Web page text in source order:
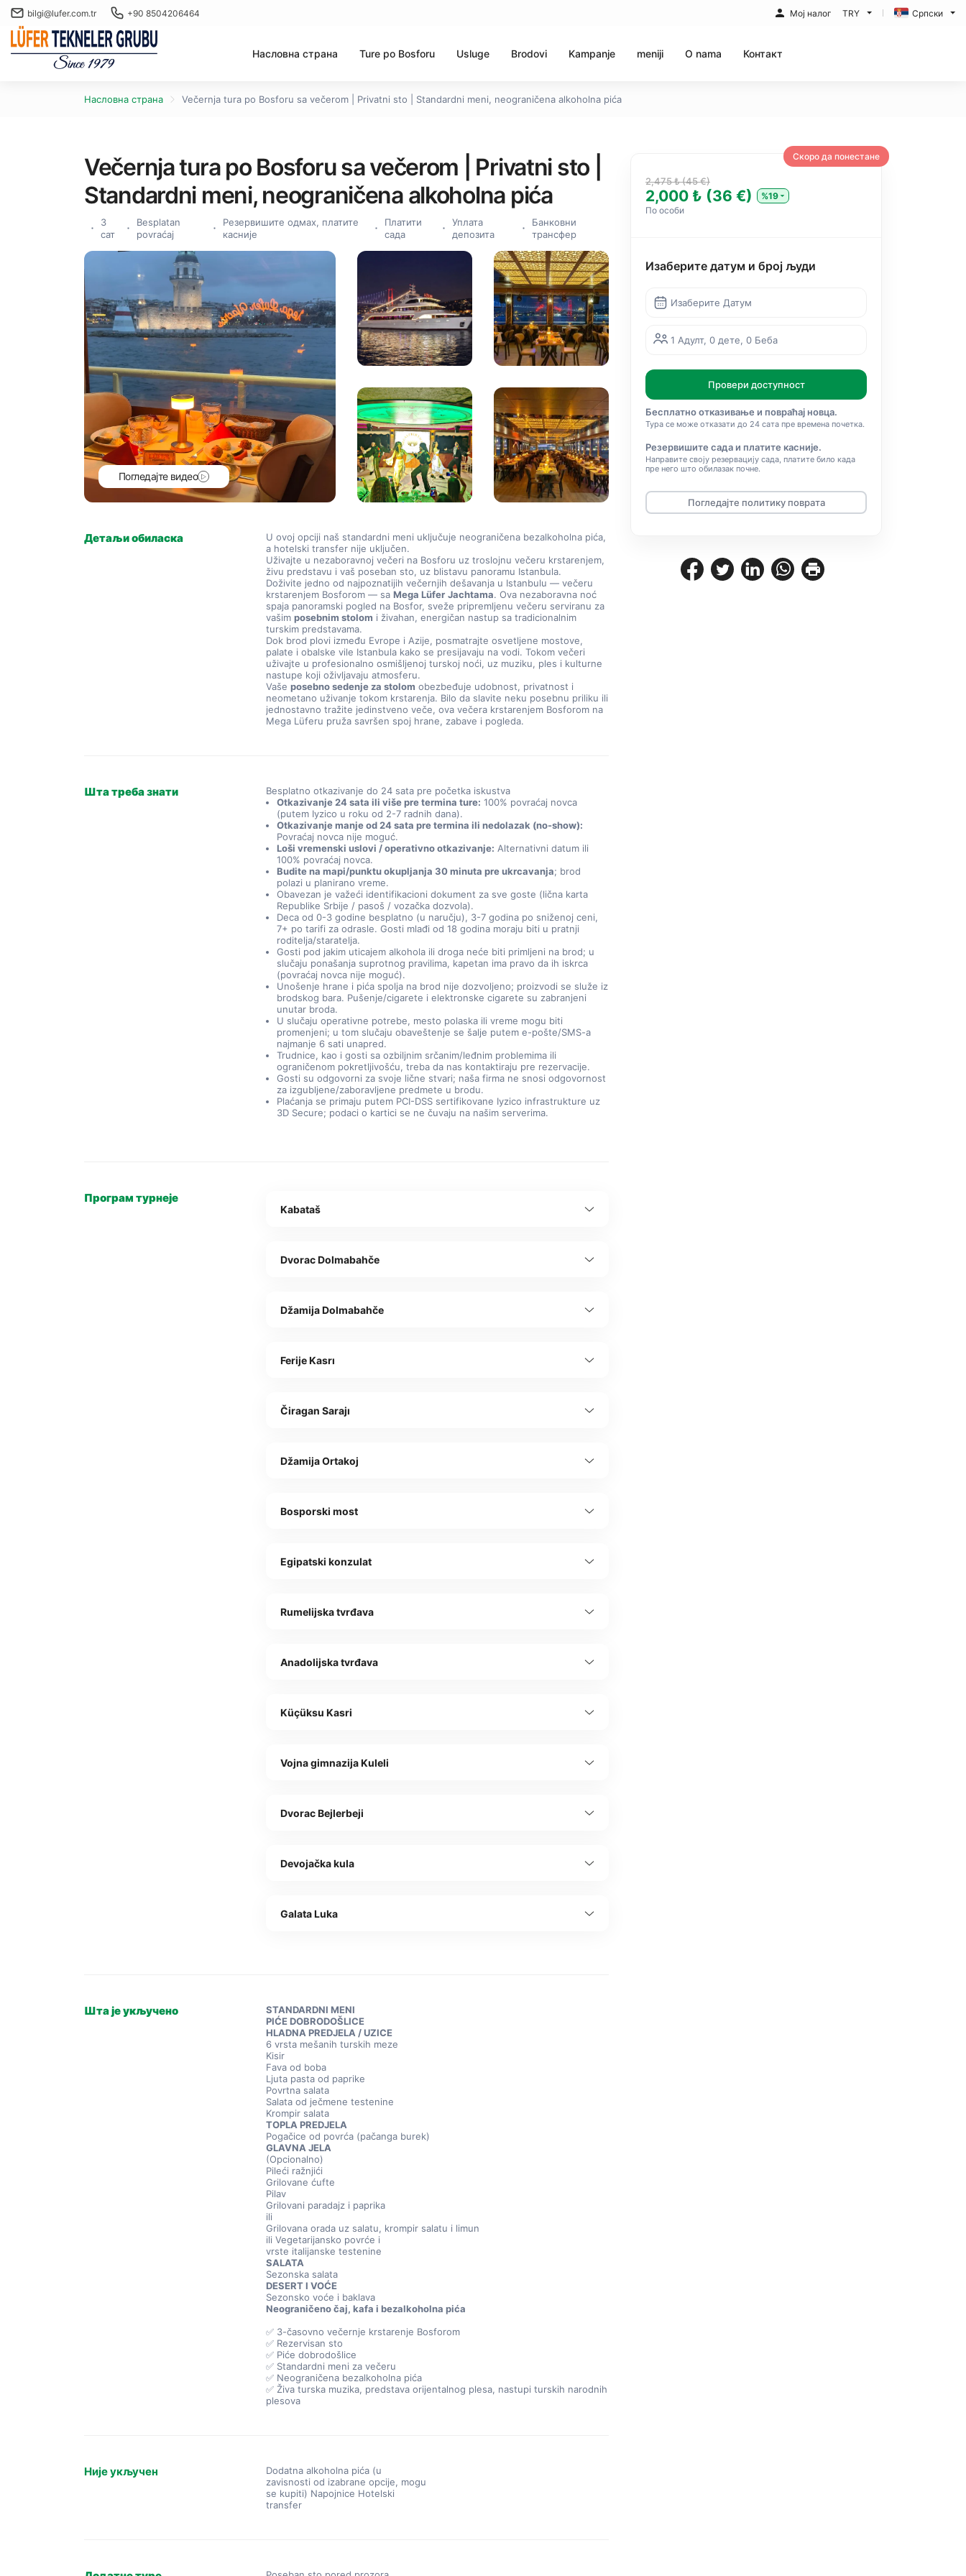
bilgi@lufer.com.tr +90 8504206464 Мој налог TRY Српски
Насловна страна Ture po Bosforu Usluge Brodovi Kampanje meniji O nama Контакт
Насловна страна Večernja tura po Bosforu sa večerom | Privatni sto | Standardni meni, neograničena alkoholna pića
Večernja tura po Bosforu sa večerom | Privatni sto |
Standardni meni, neograničena alkoholna pića
3
сат
Besplatan
povraćaj
Резервишите одмах, платите
касније
Платити
сада
Уплата
депозита
Банковни
трансфер
Погледајте видео
Детаљи обиласка
U ovoj opciji naš standardni meni uključuje neograničena bezalkoholna pića,
a hotelski transfer nije uključen.
Uživajte u nezaboravnoj večeri na Bosforu uz troslojnu večeru krstarenjem,
živu predstavu i vaš poseban sto, uz blistavu panoramu Istanbula.
Doživite jedno od najpoznatijih večernjih dešavanja u Istanbulu — večeru
krstarenjem Bosforom — sa Mega Lüfer Jachtama. Ova nezaboravna noć
spaja panoramski pogled na Bosfor, sveže pripremljenu večeru serviranu za
vašim posebnim stolom i živahan, energičan nastup sa tradicionalnim
turskim predstavama.
Dok brod plovi između Evrope i Azije, posmatrajte osvetljene mostove,
palate i obalske vile Istanbula kako se presijavaju na vodi. Tokom večeri
uživajte u profesionalno osmišljenoj turskoj noći, uz muziku, ples i kulturne
nastupe koji oživljavaju atmosferu.
Vaše posebno sedenje za stolom obezbeđuje udobnost, privatnost i
neometano uživanje tokom krstarenja. Bilo da slavite neku posebnu priliku ili
jednostavno tražite jedinstveno veče, ova večera krstarenjem Bosforom na
Mega Lüferu pruža savršen spoj hrane, zabave i pogleda.
Шта треба знати
Besplatno otkazivanje do 24 sata pre početka iskustva
Otkazivanje 24 sata ili više pre termina ture: 100% povraćaj novca
(putem Iyzico u roku od 2-7 radnih dana).
Otkazivanje manje od 24 sata pre termina ili nedolazak (no-show):
Povraćaj novca nije moguć.
Loši vremenski uslovi / operativno otkazivanje: Alternativni datum ili
100% povraćaj novca.
Budite na mapi/punktu okupljanja 30 minuta pre ukrcavanja; brod
polazi u planirano vreme.
Obavezan je važeći identifikacioni dokument za sve goste (lična karta
Republike Srbije / pasoš / vozačka dozvola).
Deca od 0-3 godine besplatno (u naručju), 3-7 godina po sniženoj ceni,
7+ po tarifi za odrasle. Gosti mlađi od 18 godina moraju biti u pratnji
roditelja/staratelja.
Gosti pod jakim uticajem alkohola ili droga neće biti primljeni na brod; u
slučaju ponašanja suprotnog pravilima, kapetan ima pravo da ih iskrca
(povraćaj novca nije moguć).
Unošenje hrane i pića spolja na brod nije dozvoljeno; proizvodi se služe iz
brodskog bara. Pušenje/cigarete i elektronske cigarete su zabranjeni
unutar broda.
U slučaju operativne potrebe, mesto polaska ili vreme mogu biti
promenjeni; u tom slučaju obaveštenje se šalje putem e-pošte/SMS-a
najmanje 6 sati unapred.
Trudnice, kao i gosti sa ozbiljnim srčanim/leđnim problemima ili
ograničenom pokretljivošću, treba da nas kontaktiraju pre rezervacije.
Gosti su odgovorni za svoje lične stvari; naša firma ne snosi odgovornost
za izgubljene/zaboravljene predmete u brodu.
Plaćanja se primaju putem PCI-DSS sertifikovane Iyzico infrastrukture uz
3D Secure; podaci o kartici se ne čuvaju na našim serverima.
Програм турнеје
Kabataš
Dvorac Dolmabahče
Džamija Dolmabahče
Ferije Kasrı
Čiragan Sarajı
Džamija Ortakoj
Bosporski most
Egipatski konzulat
Rumelijska tvrđava
Anadolijska tvrđava
Küçüksu Kasri
Vojna gimnazija Kuleli
Dvorac Bejlerbeji
Devojačka kula
Galata Luka
Шта је укључено
STANDARDNI MENI
PIĆE DOBRODOŠLICE
HLADNA PREDJELA / UZICE
6 vrsta mešanih turskih meze
Kisir
Fava od boba
Ljuta pasta od paprike
Povrtna salata
Salata od ječmene testenine
Krompir salata
TOPLA PREDJELA
Pogačice od povrća (pačanga burek)
GLAVNA JELA
(Opcionalno)
Pileći ražnjići
Grilovane ćufte
Pilav
Grilovani paradajz i paprika
ili
Grilovana orada uz salatu, krompir salatu i limun
ili Vegetarijansko povrće i
vrste italijanske testenine
SALATA
Sezonska salata
DESERT I VOĆE
Sezonsko voće i baklava
Neograničeno čaj, kafa i bezalkoholna pića
✅ 3-časovno večernje krstarenje Bosforom
✅ Rezervisan sto
✅ Piće dobrodošlice
✅ Standardni meni za večeru
✅ Neograničena bezalkoholna pića
✅ Živa turska muzika, predstava orijentalnog plesa, nastupi turskih narodnih
plesova
Није укључен
Dodatna alkoholna pića (u
zavisnosti od izabrane opcije, mogu
se kupiti) Napojnice Hotelski
transfer
Скоро да понестане
2,475 ₺ (45 €)
2,000 ₺ (36 €)
%19
По особи
Изаберите датум и број људи
Изаберите Датум
1 Адулт, 0 дете, 0 Беба
Провери доступност
Бесплатно отказивање и повраћај новца.
Тура се може отказати до 24 сата пре времена почетка.
Резервишите сада и платите касније.
Направите своју резервацију сада, платите било када
пре него што обилазак почне.
Погледајте политику поврата